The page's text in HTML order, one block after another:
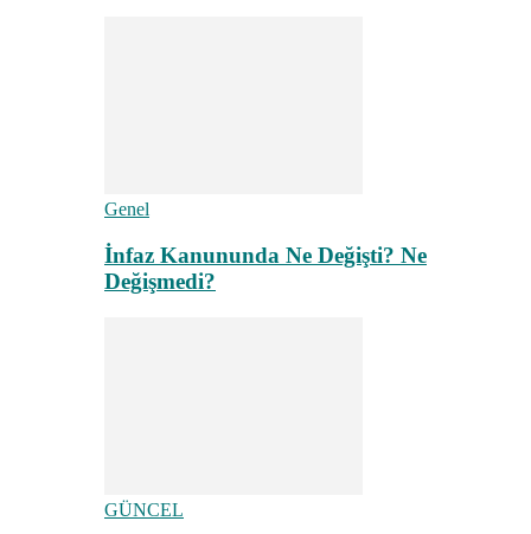
Genel
İnfaz Kanununda Ne Değişti? Ne
Değişmedi?
GÜNCEL